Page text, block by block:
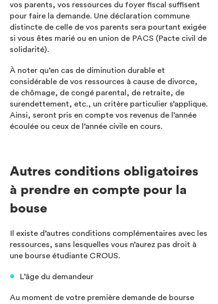
vos parents, vos ressources du foyer fiscal suffisent
pour faire la demande. Une déclaration commune
distincte de celle de vos parents sera pourtant exigée
si vous êtes marié ou en union de PACS (Pacte civil de
solidarité).
À noter qu’en cas de diminution durable et
considérable de vos ressources à cause de divorce,
de chômage, de congé parental, de retraite, de
surendettement, etc., un critère particulier s’applique.
Ainsi, seront pris en compte vos revenus de l’année
écoulée ou ceux de l’année civile en cours.
Autres conditions obligatoires
à prendre en compte pour la
bouse
Il existe d’autres conditions complémentaires avec les
ressources, sans lesquelles vous n’aurez pas droit à
une bourse étudiante CROUS.
L’âge du demandeur
Au moment de votre première demande de bourse